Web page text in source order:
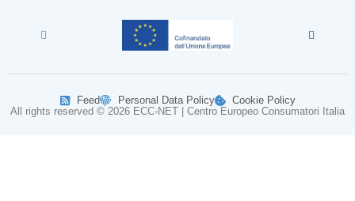
All rights reserved © 2026 ECC-NET | Centro Europeo Consumatori Italia
Feed Personal Data Policy Cookie Policy